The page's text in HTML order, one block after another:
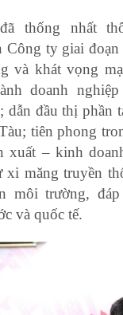
thống nhất
Công ty giai
và khát vọng
doanh
dẫn đầu thị phần
tiên phong
xuất – kinh
xi măng truyền
môi trường,
và quốc tế.